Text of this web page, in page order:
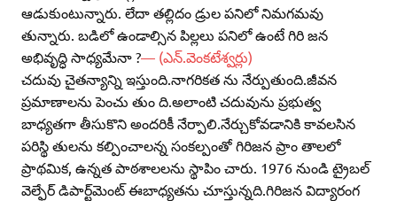
ఆడుకుంటున్నారు. లేదా తల్లిదం డ్రుల పనిలో నిమగమవు
తున్నారు. బడిలో ఉండాల్సిన పిల్లలు పనిలో ఉంటే గిరి జన
అభివృద్ధి సాధ్యమేనా ?— (ఎన్‌.వెంకటేశ్వర్లు)
చదువు చైతన్యాన్ని ఇస్తుంది.నాగరికత ను నేర్పుతుంది.జీవన
ప్రమాణాలను పెంచు తుం ది.అలాంటి చదువును ప్రభుత్వ
బాధ్యతగా తీసుకొని అందరికీ నేర్పాలి.నేర్చుకోవడానికి కావలసిన
పరిస్థి తులను కల్పించాలన్న సంకల్పంతో గిరిజన ప్రాం తాలలో
ప్రాథమిక, ఉన్నత పాఠశాలలను స్థాపిం చారు. 1976 నుండి ట్రైబల్‌
వెల్ఫేర్‌ డిపార్ట్‌మెంట్‌ ఈబాధ్యతను చూస్తున్నది.గిరిజన విద్యారంగ